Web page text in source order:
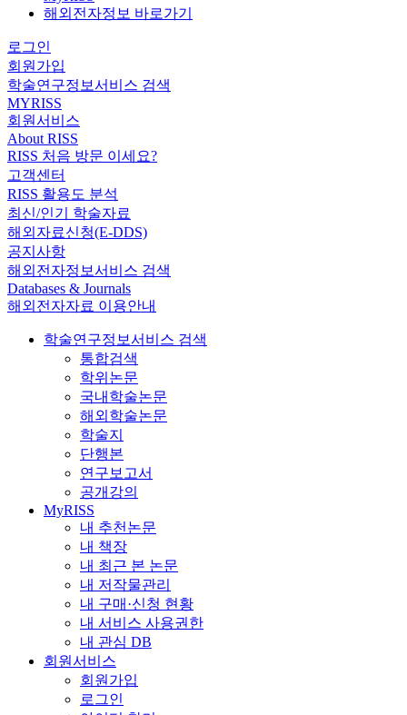
해외전자정보 바로가기
로그인
회원가입
학술연구정보서비스 검색
MYRISS
회원서비스
About RISS
RISS 처음 방문 이세요?
고객센터
RISS 활용도 분석
최신/인기 학술자료
해외자료신청(E-DDS)
공지사항
해외전자정보서비스 검색
Databases & Journals
해외전자자료 이용안내
학술연구정보서비스 검색
통합검색
학위논문
국내학술논문
해외학술논문
학술지
단행본
연구보고서
공개강의
MyRISS
내 추천논문
내 책장
내 최근 본 논문
내 저작물관리
내 구매·신청 현황
내 서비스 사용권한
내 관심 DB
회원서비스
회원가입
로그인